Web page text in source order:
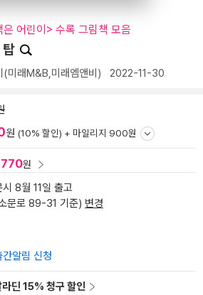
어린이> 수록 그림책 모음
탑
(미래M&B,미래엠앤비) 2022-11-30
원 (10% 할인) + 마일리지 900원
원
시 8월 11일 출고
문로 89-31 기준) 변경
알림 신청
딘 15% 청구 할인